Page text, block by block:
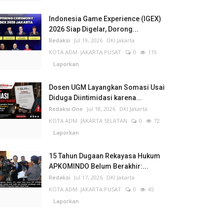
Indonesia Game Experience (IGEX)
2026 Siap Digelar, Dorong...
Redaksi Jul 19, 2026 DKI Jakarta
KOTA ADM. JAKARTA PUSAT
0
119
Laporkan
Dosen UGM Layangkan Somasi Usai
Diduga Diintimidasi karena...
Redaksi One Jul 18, 2026 DKI Jakarta
KOTA ADM. JAKARTA SELATAN
0
72
Laporkan
15 Tahun Dugaan Rekayasa Hukum
APKOMINDO Belum Berakhir:...
Redaksi Jul 17, 2026 DKI Jakarta
KOTA ADM. JAKARTA PUSAT
0
45
Laporkan